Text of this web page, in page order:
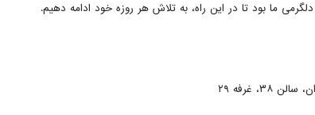
ما بود تا در این راه، به تلاش هر روزه خود ادامه دهیم.
غرفه ۲۹